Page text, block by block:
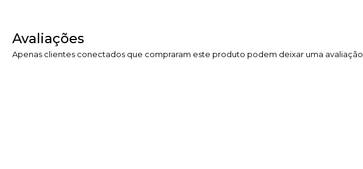
Avaliações
Apenas clientes conectados que compraram este produto podem deixar uma avaliação.